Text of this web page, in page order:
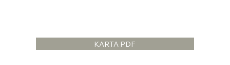
KARTA PDF